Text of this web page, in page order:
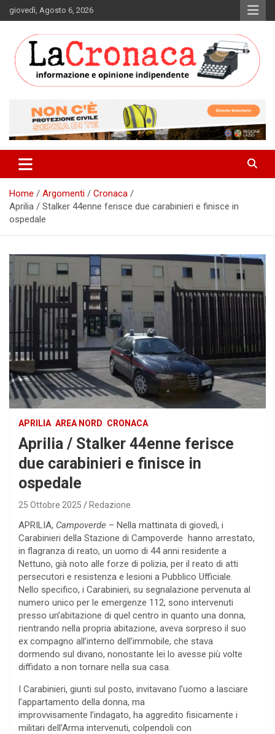
Skip
to
giovedì, Agosto 6, 2026
La Cronaca Quotidiano
Home Argomenti
Cronaca
Aprilia / Stalker 44enne ferisce due carabinieri e finisce in
ospedale
APRILIA AREA NORD CRONACA
Aprilia / Stalker 44enne ferisce
due carabinieri e finisce in
ospedale
25 Ottobre 2025 Redazione
APRILIA, Campoverde – Nella mattinata di giovedì, i
Carabinieri della Stazione di Campoverde hanno arrestato,
in flagranza di reato, un uomo di 44 anni residente a
Nettuno, già noto alle forze di polizia, per il reato di atti
persecutori e resistenza e lesioni a Pubblico Ufficiale.
Nello specifico, i Carabinieri, su segnalazione pervenuta al
numero unico per le emergenze 112, sono intervenuti
presso un’abitazione di quel centro in quanto una donna,
rientrando nella propria abitazione, aveva sorpreso il suo
ex compagno all’interno dell’immobile, che stava
dormendo sul divano, nonostante lei lo avesse più volte
diffidato a non tornare nella sua casa.
I Carabinieri, giunti sul posto, invitavano l’uomo a lasciare
l’appartamento della donna, ma
improvvisamente l’indagato, ha aggredito fisicamente i
militari dell’Arma intervenuti, colpendoli con